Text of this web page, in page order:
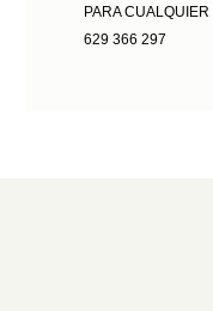
PARA
629 366 297